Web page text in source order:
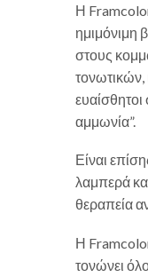
Η
ημιμόνιμη
στους
τονωτικών,
ευαίσθητοι
αμμωνία”.
Είναι
λαμπερά
θεραπεία
Η
τονώνει